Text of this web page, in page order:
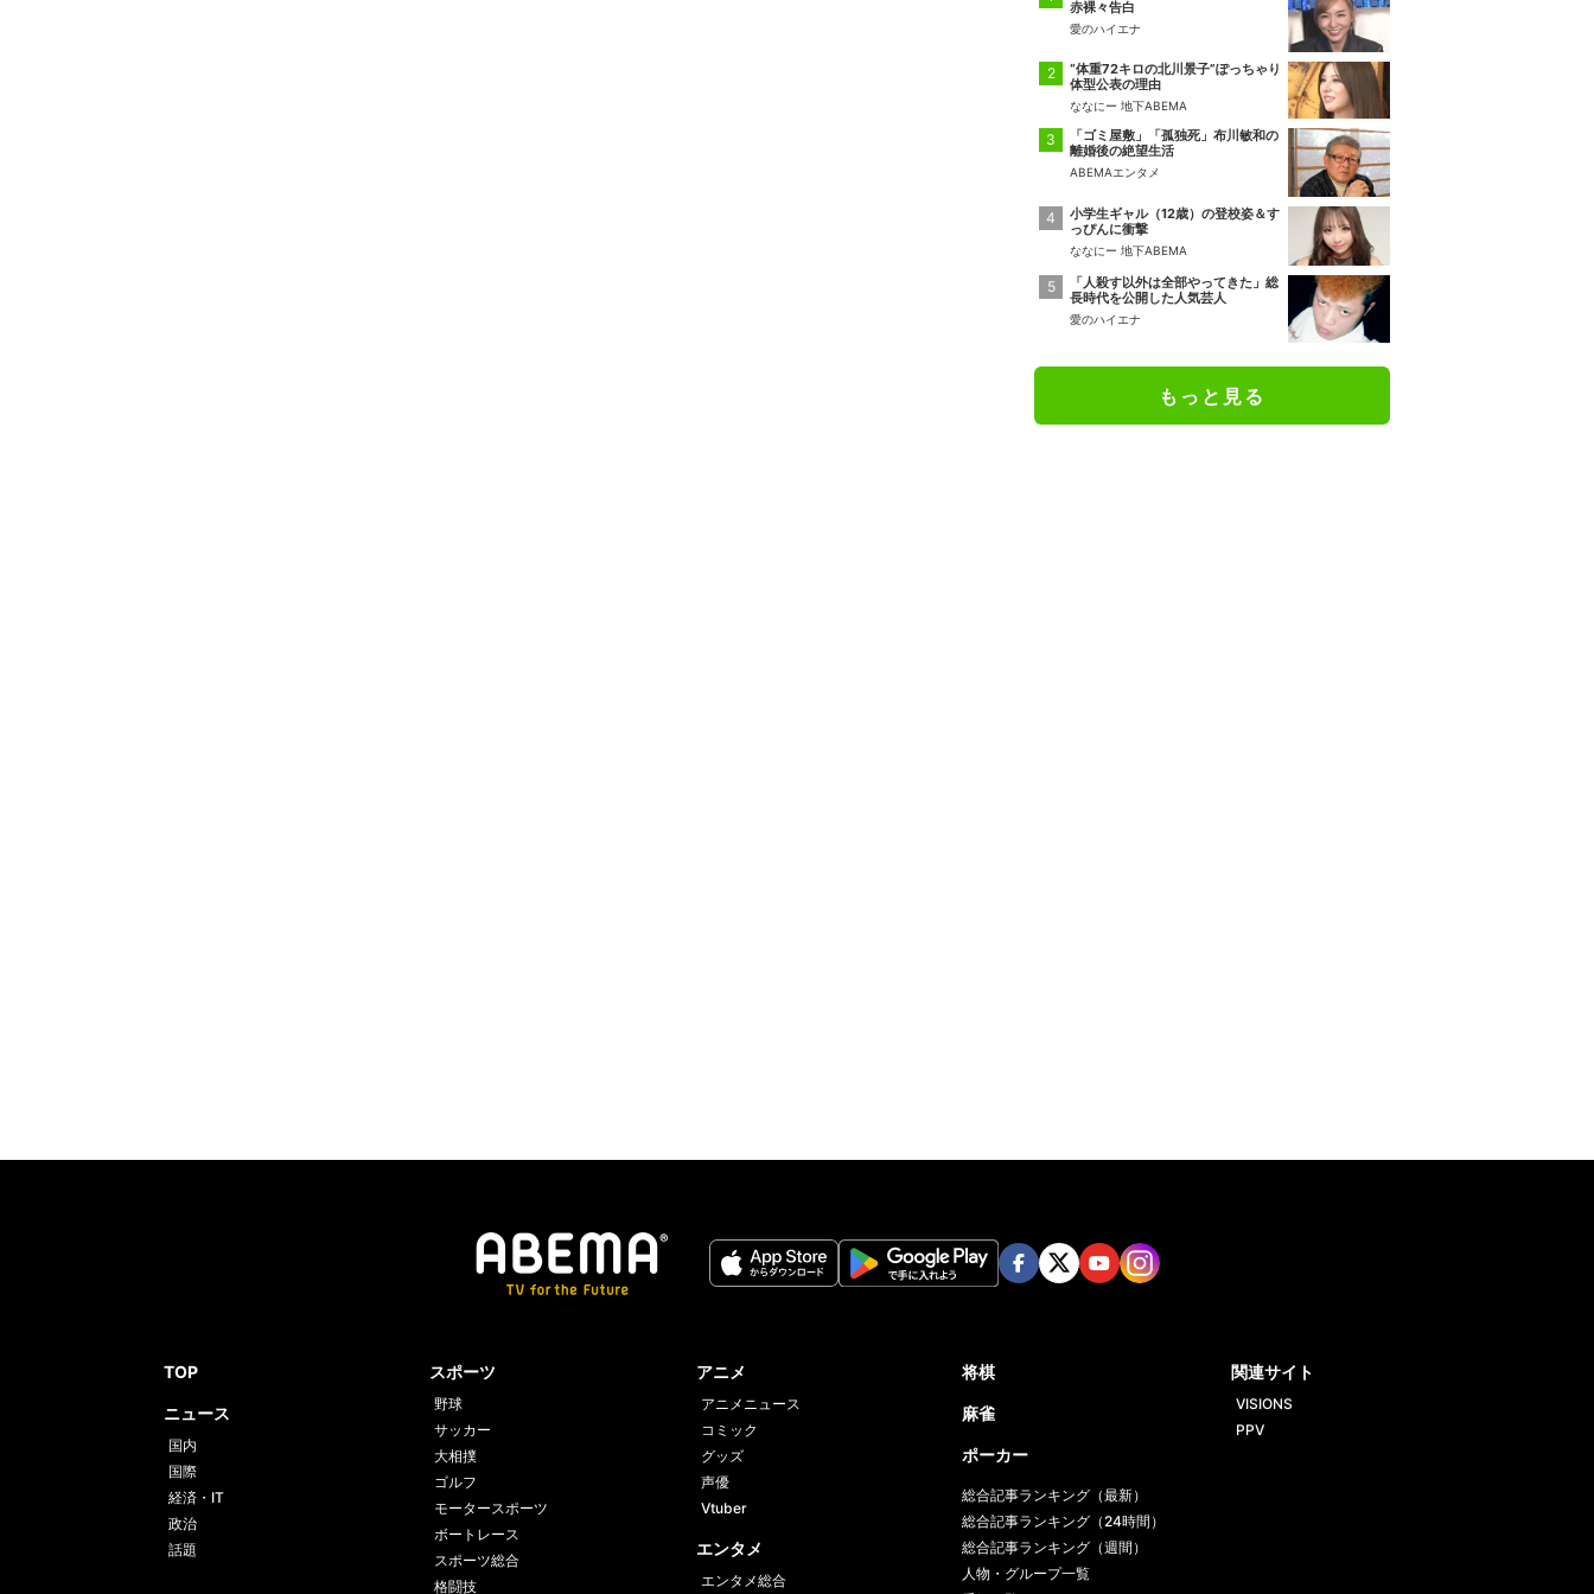
赤裸々告白
愛のハイエナ
“体重72キロの北川景子”ぽっちゃり
体型公表の理由
ななにー 地下ABEMA
「ゴミ屋敷」「孤独死」布川敏和の
離婚後の絶望生活
ABEMAエンタメ
小学生ギャル（12歳）の登校姿＆す
っぴんに衝撃
ななにー 地下ABEMA
「人殺す以外は全部やってきた」総
長時代を公開した人気芸人
愛のハイエナ
もっと見る
TOP
ニュース
国内
国際
経済・IT
政治
話題
スポーツ
野球
サッカー
大相撲
ゴルフ
モータースポーツ
ボートレース
スポーツ総合
格闘技
アニメ
アニメニュース
コミック
グッズ
声優
Vtuber
エンタメ
エンタメ総合
将棋
麻雀
ポーカー
総合記事ランキング（最新）
総合記事ランキング（24時間）
総合記事ランキング（週間）
人物・グループ一覧
関連サイト
VISIONS
PPV